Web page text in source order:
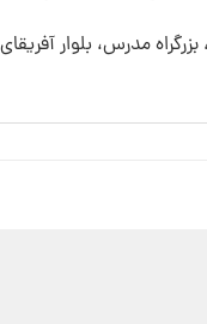
مدرس، بلوار